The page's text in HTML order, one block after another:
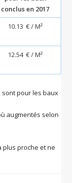
conclus en 2017
10.13 € / M²
12.54 € / M²
sont pour les baux
augmentés selon
plus proche et ne